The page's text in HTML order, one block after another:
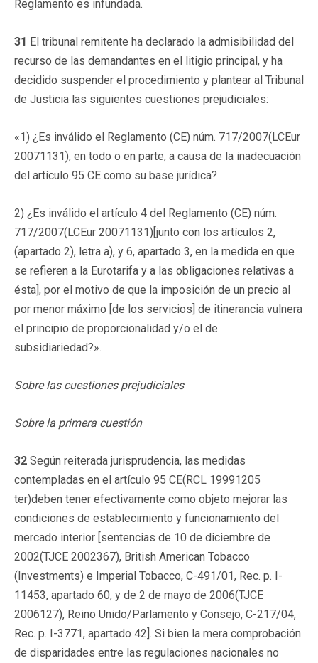
Reglamento es infundada.
31 El tribunal remitente ha declarado la admisibilidad del
recurso de las demandantes en el litigio principal, y ha
decidido suspender el procedimiento y plantear al Tribunal
de Justicia las siguientes cuestiones prejudiciales:
«1) ¿Es inválido el Reglamento (CE) núm. 717/2007(LCEur
20071131), en todo o en parte, a causa de la inadecuación
del artículo 95 CE como su base jurídica?
2) ¿Es inválido el artículo 4 del Reglamento (CE) núm.
717/2007(LCEur 20071131)[junto con los artículos 2,
(apartado 2), letra a), y 6, apartado 3, en la medida en que
se refieren a la Eurotarifa y a las obligaciones relativas a
ésta], por el motivo de que la imposición de un precio al
por menor máximo [de los servicios] de itinerancia vulnera
el principio de proporcionalidad y/o el de
subsidiariedad?».
Sobre las cuestiones prejudiciales
Sobre la primera cuestión
32 Según reiterada jurisprudencia, las medidas
contempladas en el artículo 95 CE(RCL 19991205
ter)deben tener efectivamente como objeto mejorar las
condiciones de establecimiento y funcionamiento del
mercado interior [sentencias de 10 de diciembre de
2002(TJCE 2002367), British American Tobacco
(Investments) e Imperial Tobacco, C-491/01, Rec. p. I-
11453, apartado 60, y de 2 de mayo de 2006(TJCE
2006127), Reino Unido/Parlamento y Consejo, C-217/04,
Rec. p. I-3771, apartado 42]. Si bien la mera comprobación
de disparidades entre las regulaciones nacionales no